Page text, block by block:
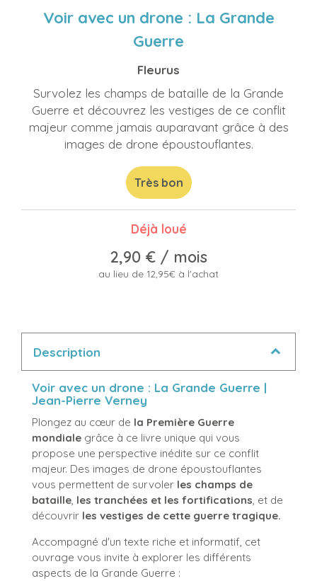
Voir avec un drone : La Grande
Guerre
Fleurus
Survolez les champs de bataille de la Grande
Guerre et découvrez les vestiges de ce conflit
majeur comme jamais auparavant grâce à des
images de drone époustouflantes.
Très bon
Déjà loué
2,90 €/ mois
au lieu de 12,95€ à l'achat
Description
Voir avec un drone : La Grande Guerre |
Jean-Pierre Verney
Plongez au cœur de la Première Guerre
mondiale grâce à ce livre unique qui vous
propose une perspective inédite sur ce conflit
majeur. Des images de drone époustouflantes
vous permettent de survoler les champs de
bataille, les tranchées et les fortifications, et de
découvrir les vestiges de cette guerre tragique.
Accompagné d'un texte riche et informatif, cet
ouvrage vous invite à explorer les différents
aspects de la Grande Guerre :